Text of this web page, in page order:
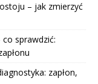
– jak zmierzyć
sprawdzić:
zapłon,